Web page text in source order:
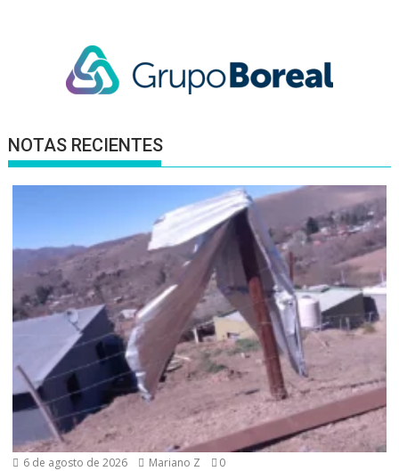
NOTAS RECIENTES
6 de agosto de 2026 Mariano Z 0